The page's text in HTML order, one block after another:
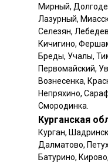
Курганская
Мирный,
Лазурный,
Селезян,
Кичигино,
Бреды, Учалы,
Первомайский,
Вознесенка,
Непряхино,
Смородинка.
Курган,
Далматово,
Батурино,